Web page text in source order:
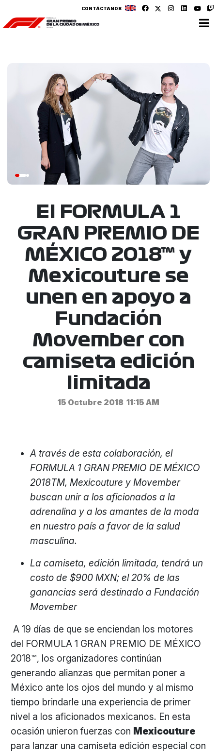
CONTÁCTANOS
El FORMULA 1
GRAN PREMIO DE
MÉXICO 2018™ y
Mexicouture se
unen en apoyo a
Fundación
Movember con
camiseta edición
limitada
15 Octubre 2018 11:15 AM
A través de esta colaboración, el
FORMULA 1 GRAN PREMIO DE MÉXICO
2018TM, Mexicouture y Movember
buscan unir a los aficionados a la
adrenalina y a los amantes de la moda
en nuestro país a favor de la salud
masculina.
La camiseta, edición limitada, tendrá un
costo de $900 MXN; el 20% de las
ganancias será destinado a Fundación
Movember
A 19 días de que se enciendan los motores
del FORMULA 1 GRAN PREMIO DE MÉXICO
2018™, los organizadores continúan
generando alianzas que permitan poner a
México ante los ojos del mundo y al mismo
tiempo brindarle una experiencia de primer
nivel a los aficionados mexicanos. En esta
ocasión unieron fuerzas con Mexicouture
para lanzar una camiseta edición especial con